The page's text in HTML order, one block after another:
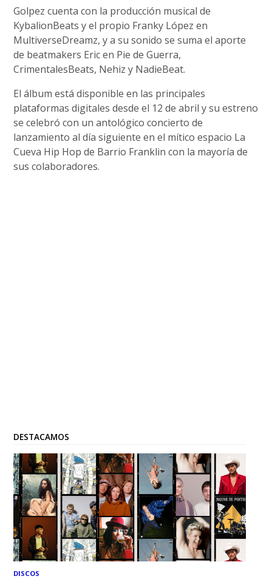
Golpez cuenta con la producción musical de
KybalionBeats y el propio Franky López en
MultiverseDreamz, y a su sonido se suma el aporte
de beatmakers Eric en Pie de Guerra,
CrimentalesBeats, Nehiz y NadieBeat.
El álbum está disponible en las principales
plataformas digitales desde el 12 de abril y su estreno
se celebró con un antológico concierto de
lanzamiento al día siguiente en el mítico espacio La
Cueva Hip Hop de Barrio Franklin con la mayoría de
sus colaboradores.
DESTACAMOS
DISCOS